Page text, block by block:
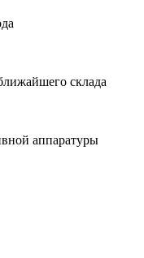
склада
аппаратуры